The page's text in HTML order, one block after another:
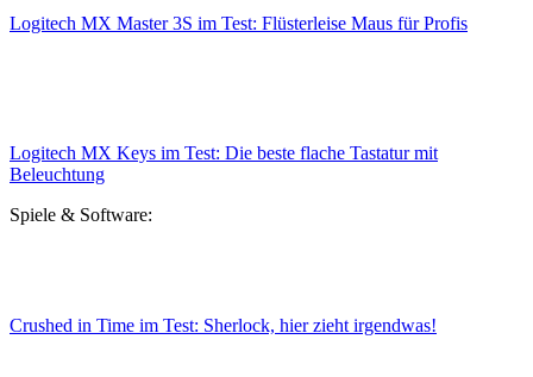
Logitech MX Master 3S im Test: Flüsterleise Maus für Profis
Logitech MX Keys im Test: Die beste flache Tastatur mit
Beleuchtung
Spiele & Software:
Crushed in Time im Test: Sherlock, hier zieht irgendwas!